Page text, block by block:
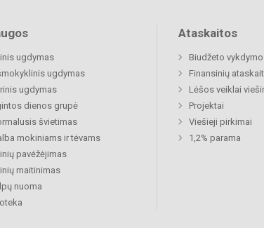
ugdymas
ugdymas
ugdymas
dienos grupė
švietimas
mokiniams ir tėvams
pavėžėjimas
maitinimas
nuoma
Ataskaitos
Biudžeto
Finansinių
Lėšos veiklai
Projektai
Viešieji pirkimai
1,2% parama